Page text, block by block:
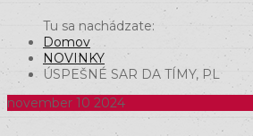
Domov
NOVINKY
ÚSPEŠNÉ SAR DA TÍMY, PL
november 10 2024